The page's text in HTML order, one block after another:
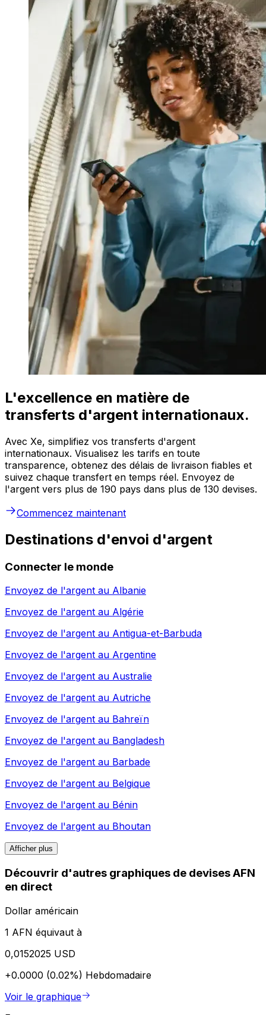
L'excellence en matière de
transferts d'argent internationaux.
Avec Xe, simplifiez vos transferts d'argent
internationaux. Visualisez les tarifs en toute
transparence, obtenez des délais de livraison fiables et
suivez chaque transfert en temps réel. Envoyez de
l'argent vers plus de 190 pays dans plus de 130 devises.
Commencez maintenant
Destinations d'envoi d'argent
Connecter le monde
Envoyez de l'argent au Albanie
Envoyez de l'argent au Algérie
Envoyez de l'argent au Antigua-et-Barbuda
Envoyez de l'argent au Argentine
Envoyez de l'argent au Australie
Envoyez de l'argent au Autriche
Envoyez de l'argent au Bahreïn
Envoyez de l'argent au Bangladesh
Envoyez de l'argent au Barbade
Envoyez de l'argent au Belgique
Envoyez de l'argent au Bénin
Envoyez de l'argent au Bhoutan
Afficher plus
Découvrir d'autres graphiques de devises AFN
en direct
Dollar américain
1 AFN équivaut à
0,0152025 USD
+0.0000 (0.02%) Hebdomadaire
Voir le graphique